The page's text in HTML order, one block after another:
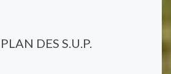
DES S.U.P.